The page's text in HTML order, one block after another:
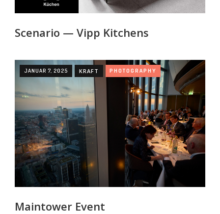
Scenario — Vipp Kitchens
JANUAR 7, 2025 KRAFT PHOTOGRAPHY
Maintower Event